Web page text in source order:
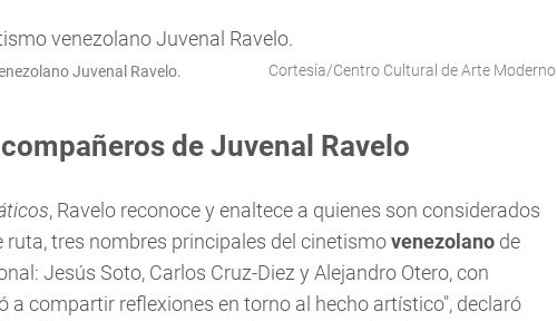
Juvenal Ravelo. Cortesía/Centro Cultural de Arte Moderno
de Juvenal Ravelo
, Ravelo reconoce y enaltece a quienes son considerados
ruta, tres nombres principales del cinetismovenezolano de
Jesús Soto, Carlos Cruz-Diez y Alejandro Otero, con
a compartir reflexiones en torno al hecho artístico", declaró